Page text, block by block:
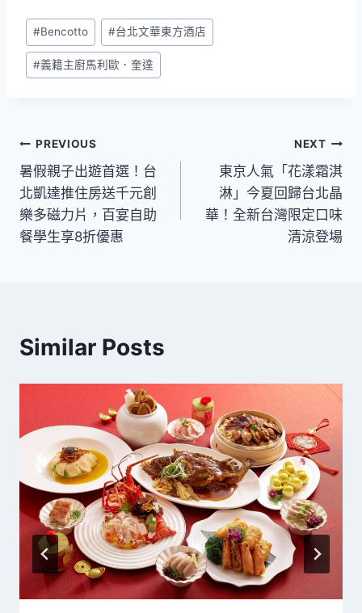
Post
Tags:
#Bencotto #台北文華東方酒店
#義籍主廚馬利歐．奎達
文
章
導
覽
PREVIOUS
暑假親子出遊首選！台
北凱達推住房送千元創
樂多磁力片，百宴自助
餐學生享8折優惠
NEXT
東京人氣「花漾霜淇
淋」今夏回歸台北晶
華！全新台灣限定口味
清涼登場
Similar Posts